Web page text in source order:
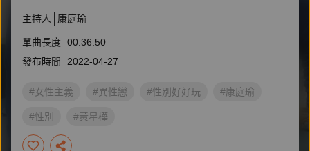
主持人 康庭瑜
單曲長度 00:36:50
發布時間
2022-04-27
#女性主義 #異性戀 #性別好好玩 #康庭瑜
#性別 #黃星樺